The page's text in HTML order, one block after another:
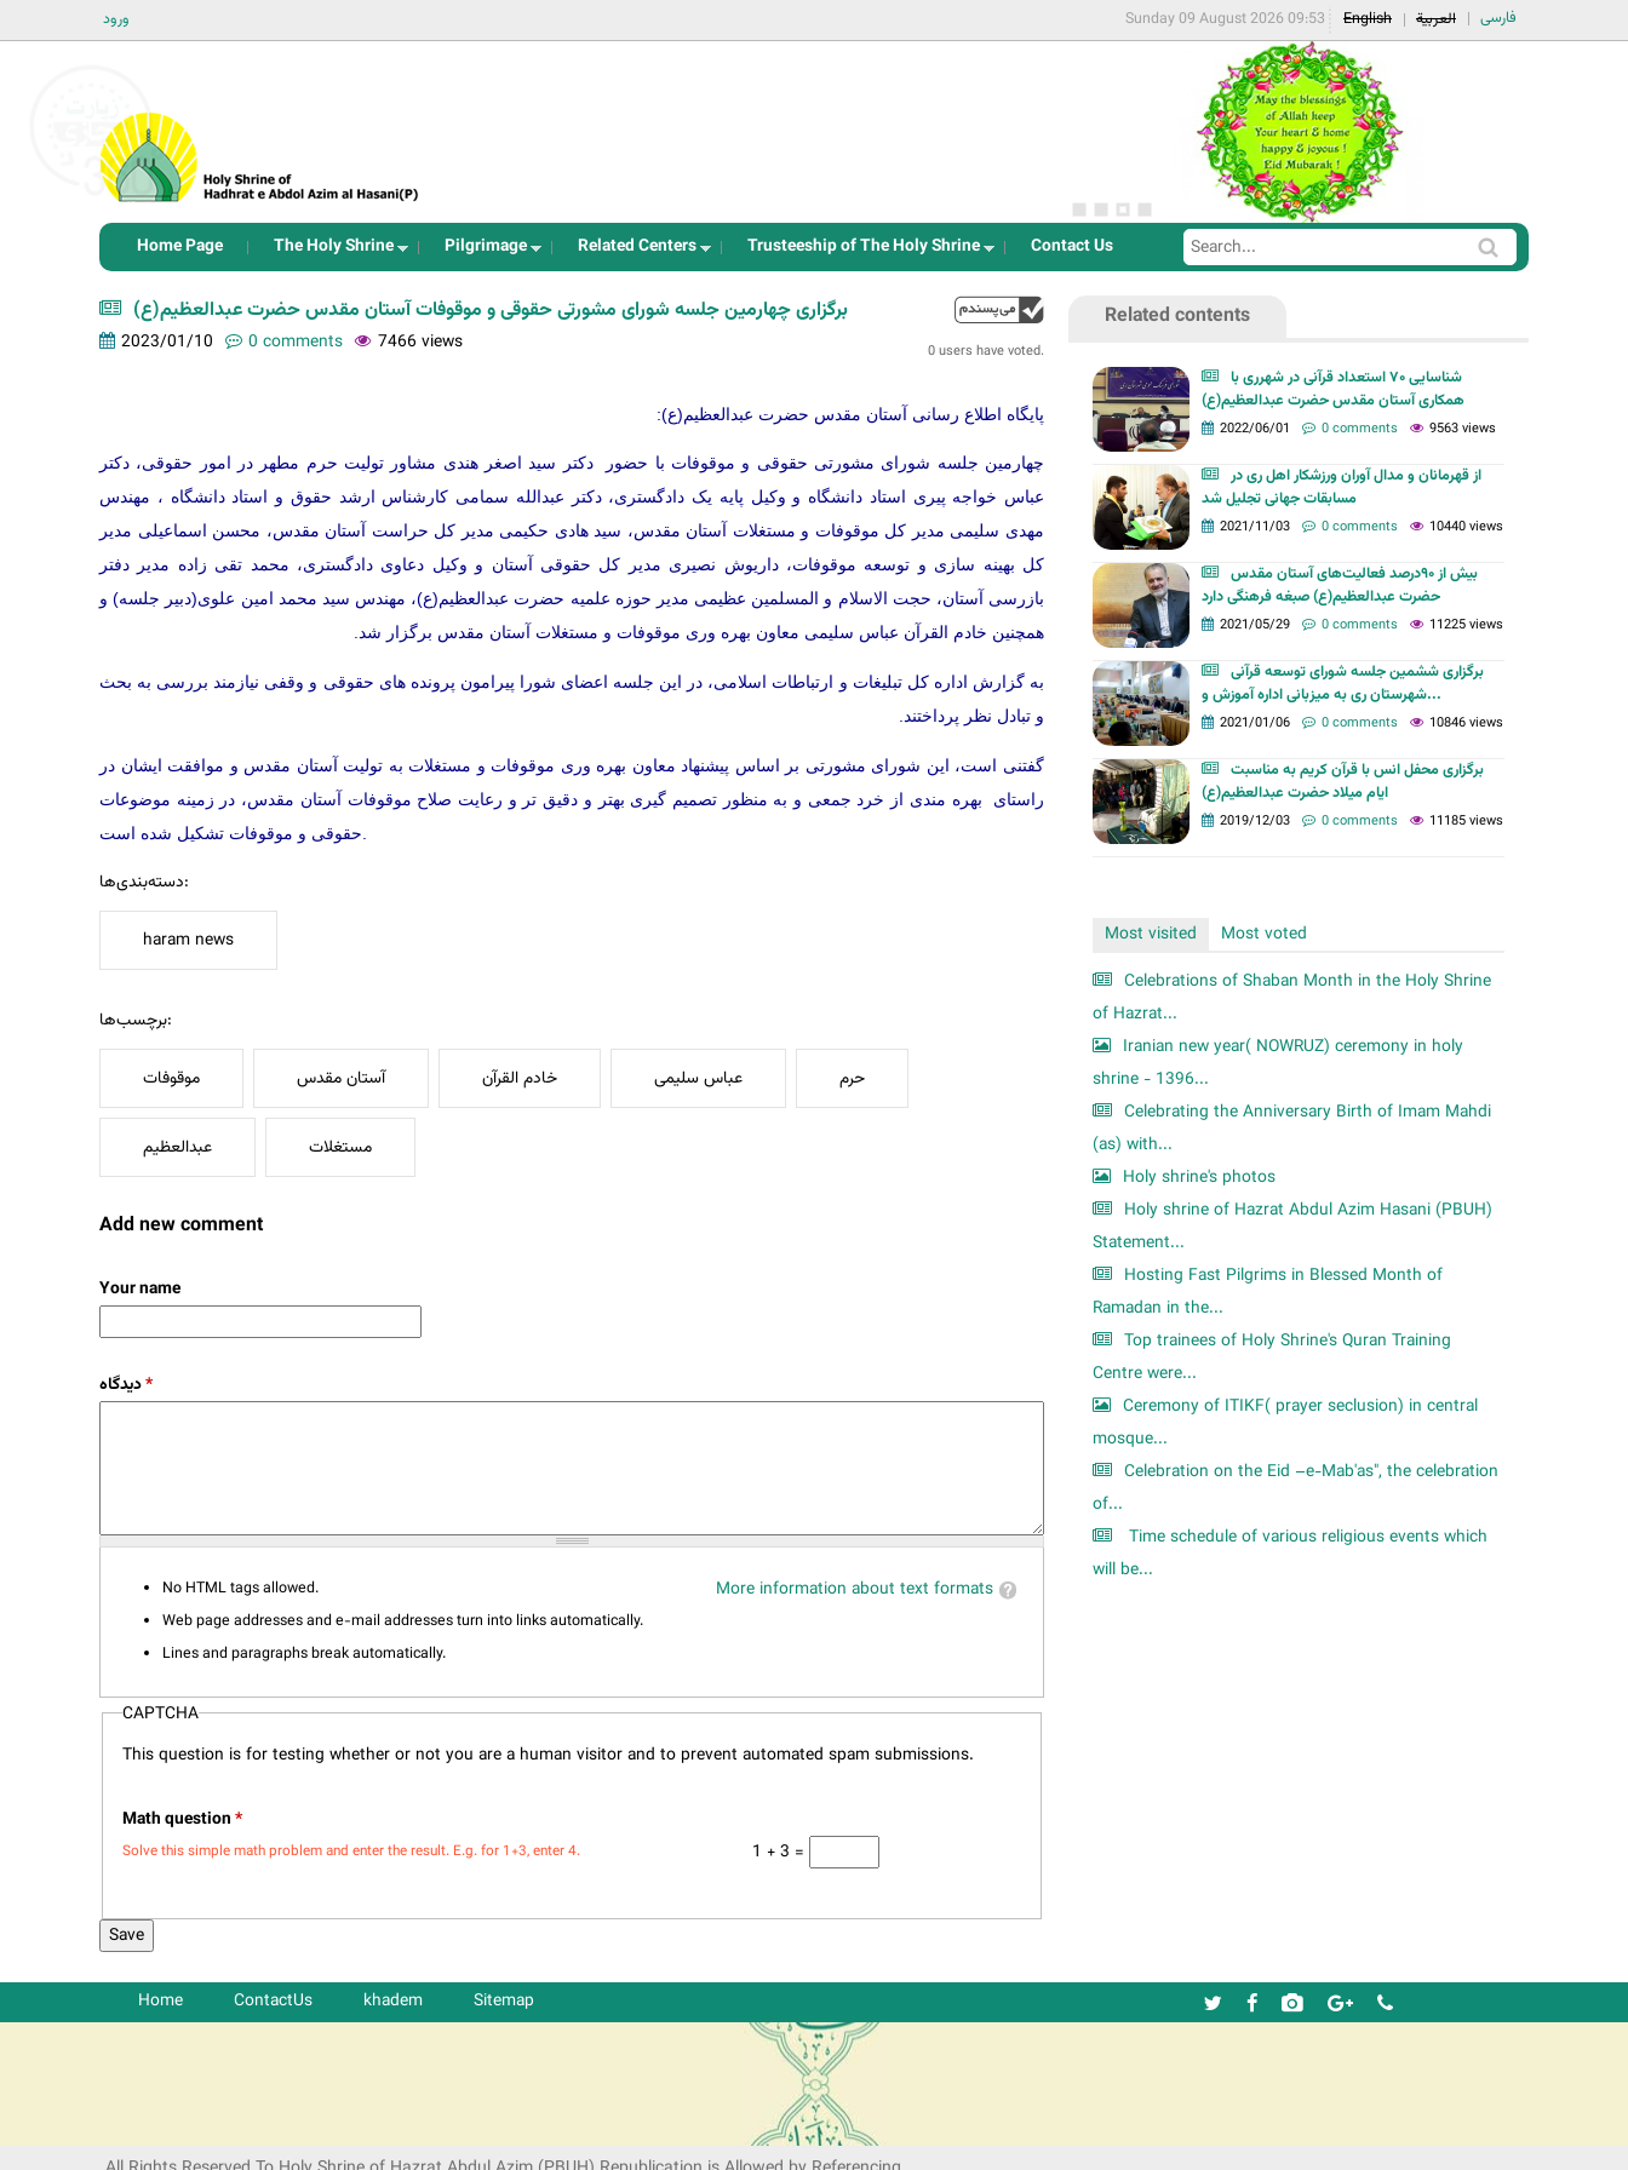
ورود فارسی العربية English
Sunday 09 August 2026 09:53
Home Page The Holy Shrine Pilgrimage Related Centers Trusteeship of The Holy Shrine Contact Us
S
e
S
e
a
0 users have voted.
برگزاری چهارمین جلسه شورای مشورتی حقوقی و موقوفات آستان مقدس حضرت عبدالعظیم(ع)
2023/01/10 0 comments 7466 views
پایگاه اطلاع رسانی آستان مقدس حضرت عبدالعظیم(ع):
چهارمین جلسه شورای مشورتی حقوقی و موقوفات با حضور دکتر سید اصغر هندی مشاور تولیت حرم مطهر در امور حقوقی، دکتر
عباس خواجه پیری استاد دانشگاه و وکیل پایه یک دادگستری، دکتر عبدالله سمامی کارشناس ارشد حقوق و استاد دانشگاه ، مهندس
مهدی سلیمی مدیر کل موقوفات و مستغلات آستان مقدس، سید هادی حکیمی مدیر کل حراست آستان مقدس، محسن اسماعیلی مدیر
کل بهینه سازی و توسعه موقوفات، داریوش نصیری مدیر کل حقوقی آستان و وکیل دعاوی دادگستری، محمد تقی زاده مدیر دفتر
بازرسی آستان، حجت الاسلام و المسلمین عظیمی مدیر حوزه علمیه حضرت عبدالعظیم(ع)، مهندس سید محمد امین علوی(دبیر جلسه) و
همچنین خادم القرآن عباس سلیمی معاون بهره وری موقوفات و مستغلات آستان مقدس برگزار شد.
به گزارش اداره کل تبلیغات و ارتباطات اسلامی، در این جلسه اعضای شورا پیرامون پرونده های حقوقی و وقفی نیازمند بررسی به بحث
و تبادل نظر پرداختند.
گفتنی است، این شورای مشورتی بر اساس پیشنهاد معاون بهره وری موقوفات و مستغلات به تولیت آستان مقدس و موافقت ایشان در
راستای بهره مندی از خرد جمعی و به منظور تصمیم گیری بهتر و دقیق تر و رعایت صلاح موقوفات آستان مقدس، در زمینه موضوعات
دسته‌بندی‌ها:
haram news
برچسب‌ها:
موقوفات آستان مقدس خادم القرآن عباس سلیمی حرم
عبدالعظیم مستغلات
Add new comment
Your name
*
More information about text formats
No HTML tags allowed.
Web page addresses and e-mail addresses turn into links automatically.
Lines and paragraphs break automatically.
CAPTCHA
This question is for testing whether or not you are a human visitor and to prevent automated spam submissions.
Math question*
1 + 3 =
Solve this simple math problem and enter the result. E.g. for 1+3, enter 4.
Related contents
شناسایی ۷۰ استعداد قرآنی در شهرری با
همکاری آستان مقدس حضرت عبدالعظیم(ع)
2022/06/01 0 comments 9563 views
از قهرمانان و مدال آوران ورزشکار اهل ری در
مسابقات جهانی تجلیل شد
2021/11/03 0 comments 10440 views
بیش از ۹۰درصد فعالیت‌های آستان مقدس
حضرت عبدالعظیم(ع) صبغه فرهنگی دارد
2021/05/29 0 comments 11225 views
برگزاری ششمین جلسه شورای توسعه قرآنی
شهرستان ری به میزبانی اداره آموزش و...
2021/01/06 0 comments 10846 views
برگزاری محفل انس با قرآن کریم به مناسبت
ایام میلاد حضرت عبدالعظیم(ع)
2019/12/03 0 comments 11185 views
Most visited
Most voted
Celebrations of Shaban Month in the Holy Shrine
of Hazrat...
Iranian new year( NOWRUZ) ceremony in holy
shrine - 1396...
Celebrating the Anniversary Birth of Imam Mahdi
(as) with...
Holy shrine's photos
Holy shrine of Hazrat Abdul Azim Hasani (PBUH)
Statement...
Hosting Fast Pilgrims in Blessed Month of
Ramadan in the...
Top trainees of Holy Shrine's Quran Training
Centre were...
Ceremony of ITIKF( prayer seclusion) in central
mosque...
Celebration on the Eid –e-Mab'as", the celebration
of...
Time schedule of various religious events which
will be...
Home ContactUs khadem Sitemap